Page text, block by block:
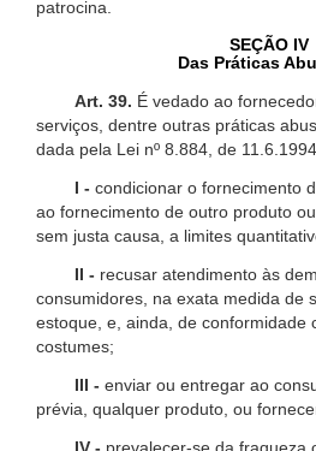
patrocina.
SEÇÃO IV
Das Práticas
Art. 39. É vedado ao
serviços, dentre outras práticas
dada pela Lei nº 8.884, de
I - condicionar o fornecimento
ao fornecimento de outro produto
sem justa causa, a limites
II - recusar atendimento às
consumidores, na exata medida de
estoque, e, ainda, de conformidade
costumes;
III - enviar ou entregar ao
prévia, qualquer produto, ou